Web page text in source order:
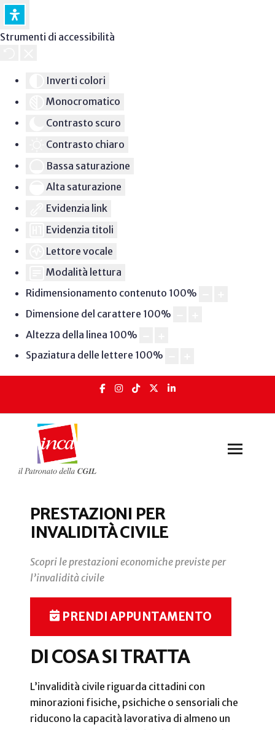
Strumenti di accessibilità
Inverti colori
Monocromatico
Contrasto scuro
Contrasto chiaro
Bassa saturazione
Alta saturazione
Evidenzia link
Evidenzia titoli
Lettore vocale
Modalità lettura
Ridimensionamento contenuto 100%
Dimensione del carattere 100%
Altezza della linea 100%
Spaziatura delle lettere 100%
PRESTAZIONI PER
INVALIDITÀ CIVILE
Scopri le prestazioni economiche previste per
l’invalidità civile
PRENDI APPUNTAMENTO
DI COSA SI TRATTA
L’invalidità civile riguarda cittadini con
minorazioni fisiche, psichiche o sensoriali che
riducono la capacità lavorativa di almeno un